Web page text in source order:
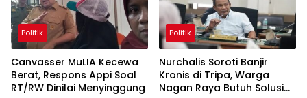
Politik
Canvasser MuLIA Kecewa
Berat, Respons Appi Soal
RT/RW Dinilai Menyinggung
Politik
Nurchalis Soroti Banjir
Kronis di Tripa, Warga
Nagan Raya Butuh Solusi